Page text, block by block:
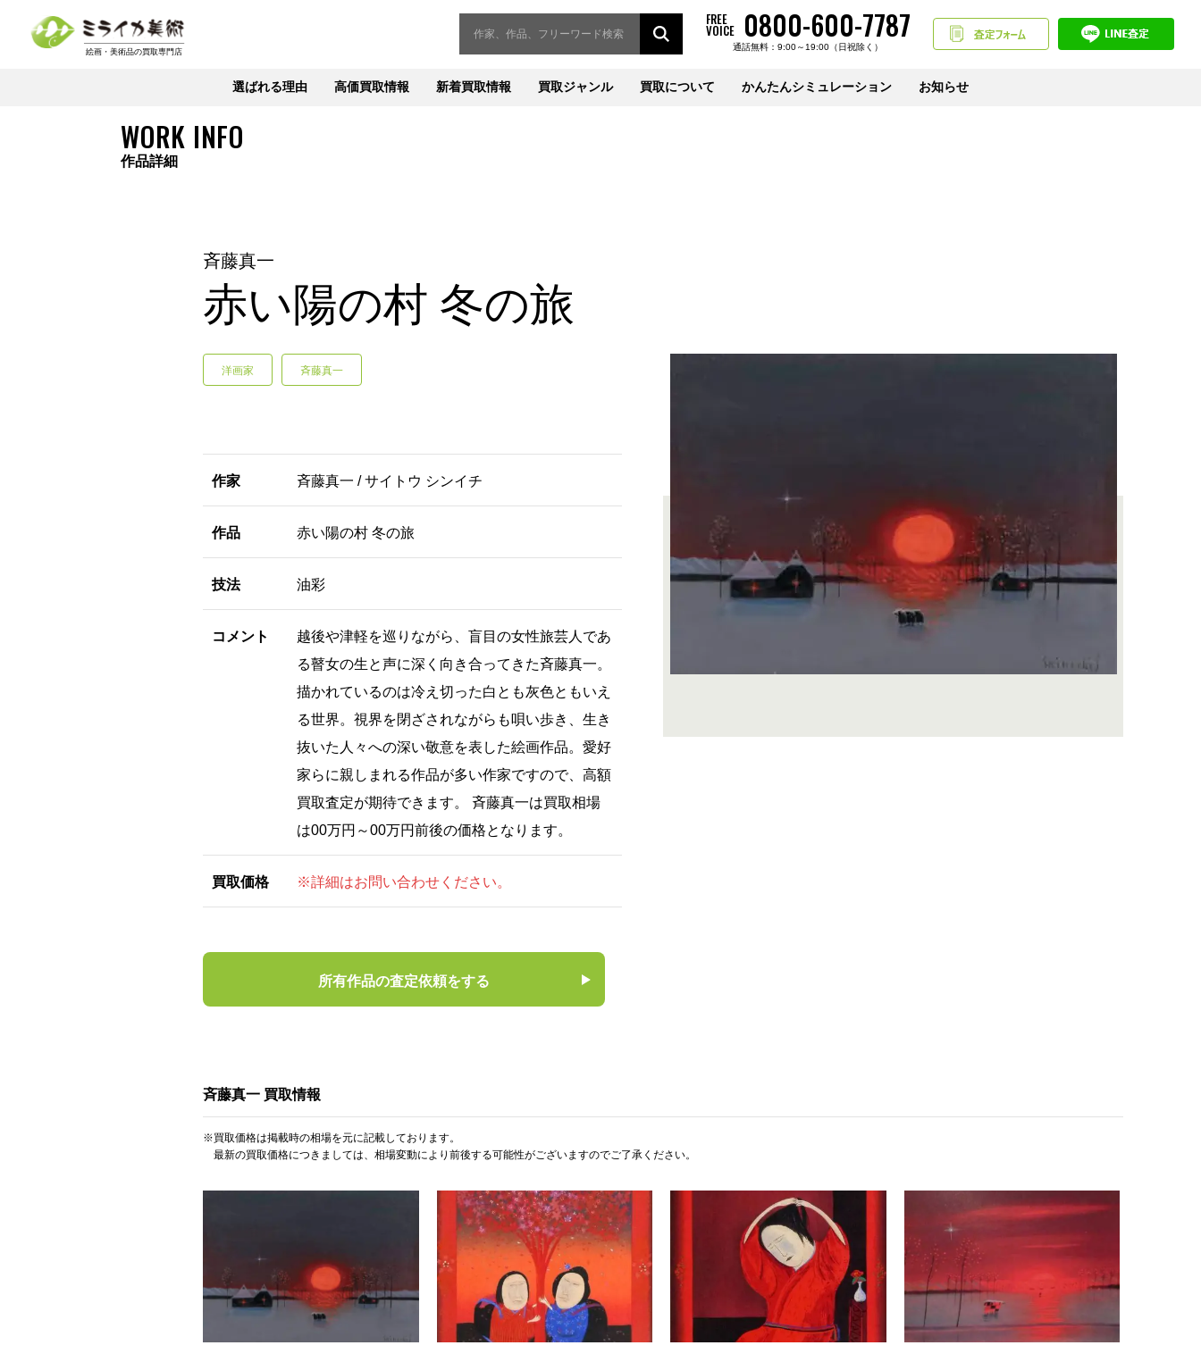
FREE
VOICE 0800-600-7787
通話無料：9:00～19:00（日祝除く）
選ばれる理由 高価買取情報 新着買取情報 買取ジャンル 買取について かんたんシミュレーション お知らせ
WORK INFO
作品詳細
斉藤真一
赤い陽の村 冬の旅
洋画家 斉藤真一
作家 斉藤真一 / サイトウ シンイチ
作品 赤い陽の村 冬の旅
技法 油彩
コメント
越後や津軽を巡りながら、盲目の女性旅芸人であ
る瞽女の生と声に深く向き合ってきた斉藤真一。
描かれているのは冷え切った白とも灰色ともいえ
る世界。視界を閉ざされながらも唄い歩き、生き
抜いた人々への深い敬意を表した絵画作品。愛好
家らに親しまれる作品が多い作家ですので、高額
買取査定が期待できます。 斉藤真一は買取相場
は00万円～00万円前後の価格となります。
買取価格 ※詳細はお問い合わせください。
所有作品の査定依頼をする
斉藤真一 買取情報
※買取価格は掲載時の相場を元に記載しております。
最新の買取価格につきましては、相場変動により前後する可能性がございますのでご了承ください。